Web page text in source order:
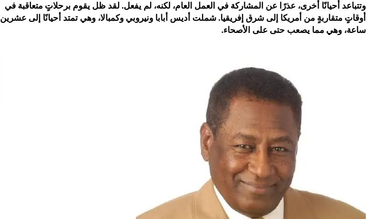
وتتباعد أحيانًا أخرى، عذرًا عن المشاركة في العمل العام، لكنه، لم يفعل. لقد ظل يقوم برحلاتٍ متعاقبة في
أوقاتٍ متقاربةٍ من أمريكا إلى شرق إفريقيا. شملت أديس أبابا ونيروبي وكمبالا، وهي تمتد أحيانًا إلى عشرين
ساعة، وهي مما يصعب حتى على الأصحاء.